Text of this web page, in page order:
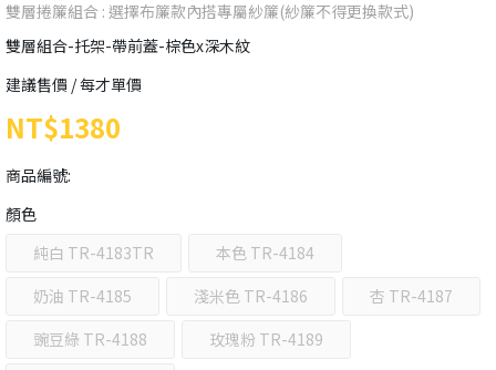
雙層捲簾組合 : 選擇布簾款內搭專屬紗簾(紗簾不得更換款式)
雙層組合-托架-帶前蓋-棕色x深木紋
建議售價 / 每才單價
NT$1380
商品編號:
顏色
純白 TR-4183TR
本色 TR-4184
奶油 TR-4185
淺米色 TR-4186
杏 TR-4187
豌豆綠 TR-4188
玫瑰粉 TR-4189